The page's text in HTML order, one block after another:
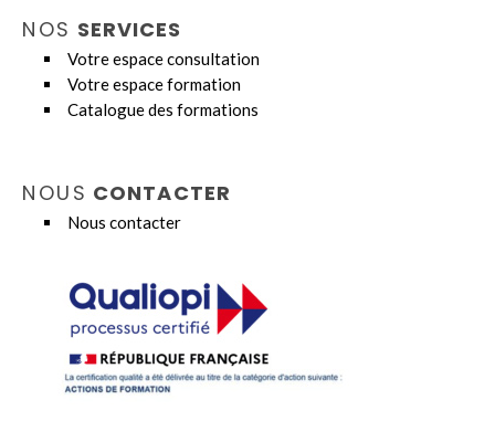
NOS SERVICES
Votre espace consultation
Votre espace formation
Catalogue des formations
NOUS CONTACTER
Nous contacter